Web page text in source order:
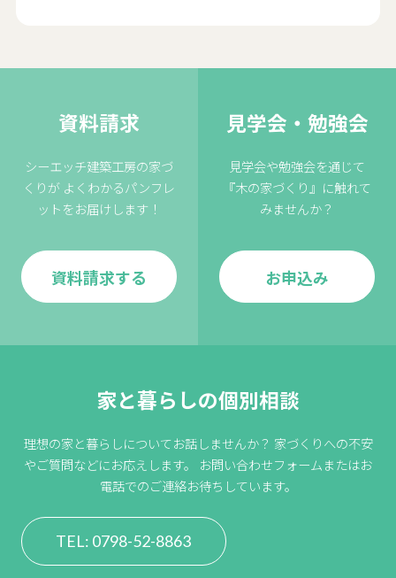
資料請求
シーエッチ建築工房の家づ
くりが よくわかるパンフレ
ットをお届けします！
資料請求する
見学会・勉強会
見学会や勉強会を通じて
『木の家づくり』に触れて
みませんか？
お申込み
家と暮らしの個別相談
理想の家と暮らしについてお話しませんか？ 家づくりへの不安
やご質問などにお応えします。
お問い合わせフォームまたはお
電話でのご連絡お待ちしています。
TEL: 0798-52-8863